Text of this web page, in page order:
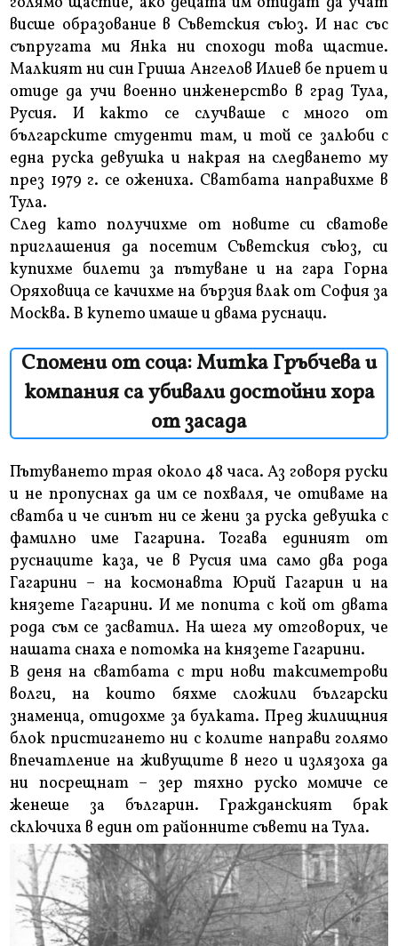
висше образование в Съветския съюз. И нас със
съпругата ми Янка ни споходи това щастие.
Малкият ни син Гриша Ангелов Илиев бе приет и
отиде да учи военно инженерство в град Тула,
Русия. И както се случваше с много от
българските студенти там, и той се залюби с
една руска девушка и накрая на следването му
през 1979 г. се ожениха. Сватбата направихме в
Тула.
След като получихме от новите си сватове
приглашения да посетим Съветския съюз, си
купихме билети за пътуване и на гара Горна
Оряховица се качихме на бързия влак от София за
Москва. В купето имаше и двама руснаци.
Спомени от соца: Митка Гръбчева и
компания са убивали достойни хора
от засада
Пътуването трая около 48 часа. Аз говоря руски
и не пропуснах да им се похваля, че отиваме на
сватба и че синът ни се жени за руска девушка с
фамилно име Гагарина. Тогава единият от
руснаците каза, че в Русия има само два рода
Гагарини – на космонавта Юрий Гагарин и на
князете Гагарини. И ме попита с кой от двата
рода съм се засватил. На шега му отговорих, че
нашата снаха е потомка на князете Гагарини.
В деня на сватбата с три нови таксиметрови
волги, на които бяхме сложили български
знаменца, отидохме за булката. Пред жилищния
блок пристигането ни с колите направи голямо
впечатление на живущите в него и излязоха да
ни посрещнат – зер тяхно руско момиче се
женеше за българин. Гражданският брак
сключиха в един от районните съвети на Тула.